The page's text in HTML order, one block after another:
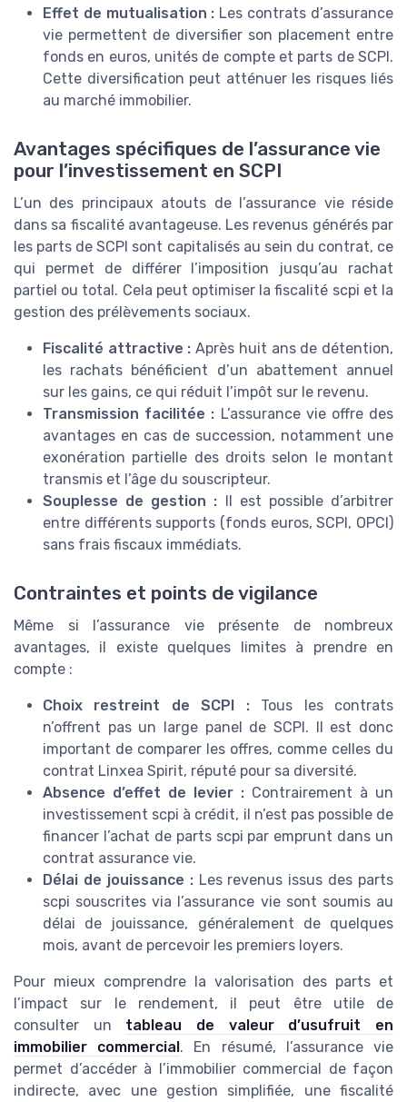
Effet de mutualisation : Les contrats d’assurance
vie permettent de diversifier son placement entre
fonds en euros, unités de compte et parts de SCPI.
Cette diversification peut atténuer les risques liés
au marché immobilier.
Avantages spécifiques de l’assurance vie
pour l’investissement en SCPI
L’un des principaux atouts de l’assurance vie réside
dans sa fiscalité avantageuse. Les revenus générés par
les parts de SCPI sont capitalisés au sein du contrat, ce
qui permet de différer l’imposition jusqu’au rachat
partiel ou total. Cela peut optimiser la fiscalité scpi et la
gestion des prélèvements sociaux.
Fiscalité attractive : Après huit ans de détention,
les rachats bénéficient d’un abattement annuel
sur les gains, ce qui réduit l’impôt sur le revenu.
Transmission facilitée : L’assurance vie offre des
avantages en cas de succession, notamment une
exonération partielle des droits selon le montant
transmis et l’âge du souscripteur.
Souplesse de gestion : Il est possible d’arbitrer
entre différents supports (fonds euros, SCPI, OPCI)
sans frais fiscaux immédiats.
Contraintes et points de vigilance
Même si l’assurance vie présente de nombreux
avantages, il existe quelques limites à prendre en
compte :
Choix restreint de SCPI :Tous les contrats
n’offrent pas un large panel de SCPI. Il est donc
important de comparer les offres, comme celles du
contrat Linxea Spirit, réputé pour sa diversité.
Absence d’effet de levier : Contrairement à un
investissement scpi à crédit, il n’est pas possible de
financer l’achat de parts scpi par emprunt dans un
contrat assurance vie.
Délai de jouissance :Les revenus issus des parts
scpi souscrites via l’assurance vie sont soumis au
délai de jouissance, généralement de quelques
mois, avant de percevoir les premiers loyers.
Pour mieux comprendre la valorisation des parts et
l’impact sur le rendement, il peut être utile de
consulter un tableau de valeur d’usufruit en
immobilier commercial. En résumé, l’assurance vie
permet d’accéder à l’immobilier commercial de façon
indirecte, avec une gestion simplifiée, une fiscalité